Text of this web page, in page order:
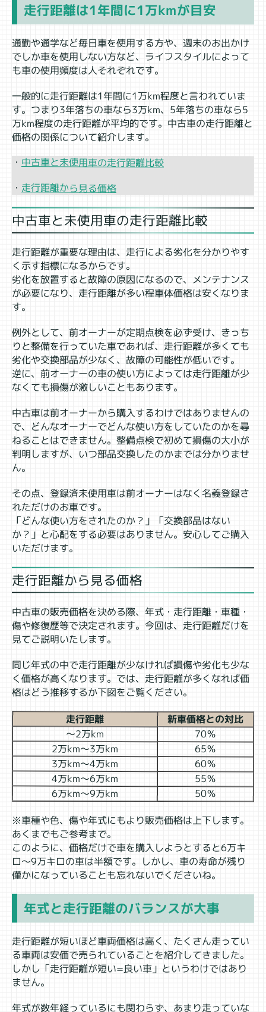
走行距離は1年間に1万kmが目安
通勤や通学など毎日車を使用する方や、週末のお出かけ
でしか車を使用しない方など、ライフスタイルによって
も車の使用頻度は人それぞれです。
一般的に走行距離は1年間に1万km程度と言われていま
す。つまり3年落ちの車なら3万km、5年落ちの車なら5
万km程度の走行距離が平均的です。中古車の走行距離と
価格の関係について紹介します。
・ 中古車と未使用車の走行距離比較
・ 走行距離から見る価格
中古車と未使用車の走行距離比較
走行距離が重要な理由は、走行による劣化を分かりやす
く示す指標になるからです。
劣化を放置すると故障の原因になるので、メンテナンス
が必要になり、走行距離が多い程車体価格は安くなりま
す。
例外として、前オーナーが定期点検を必ず受け、きっち
りと整備を行っていた車であれば、走行距離が多くても
劣化や交換部品が少なく、故障の可能性が低いです。
逆に、前オーナーの車の使い方によっては走行距離が少
なくても損傷が激しいこともあります。
中古車は前オーナーから購入するわけではありませんの
で、どんなオーナーでどんな使い方をしていたのかを尋
ねることはできません。整備点検で初めて損傷の大小が
判明しますが、いつ部品交換したのかまでは分かりませ
ん。
その点、登録済未使用車は前オーナーはなく名義登録さ
れただけのお車です。
「どんな使い方をされたのか？」「交換部品はない
か？」と心配をする必要はありません。安心してご購入
いただけます。
走行距離から見る価格
中古車の販売価格を決める際、年式・走行距離・車種・
傷や修復歴等で決定されます。今回は、走行距離だけを
見てご説明いたします。
同じ年式の中で走行距離が少なければ損傷や劣化も少な
く価格が高くなります。では、走行距離が多くなれば価
格はどう推移するか下図をご覧ください。
走行距離 新車価格との対比
～2万km 70％
2万km～3万km 65％
3万km～4万km 60％
4万km～6万km 55％
6万km～9万km 50％
※車種や色、傷や年式にもより販売価格は上下します。
あくまでもご参考まで。
このように、価格だけで車を購入しようとすると6万キ
ロ～9万キロの車は半額です。しかし、車の寿命が残り
僅かになっていることも忘れないでくださいね。
年式と走行距離のバランスが大事
走行距離が短いほど車両価格は高く、たくさん走ってい
る車両は安価で売られていることを紹介してきました。
しかし「走行距離が短い=良い車」というわけではあり
ません。
年式が数年経っているにも関わらず、あまり走っていな